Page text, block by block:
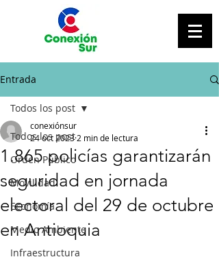
Entrada
Todos los post
Orden Público
Movilidad
Economía
Medio Ambiente
Infraestructura
Todos los post
1.865 policías garantizarán
seguridad en jornada
electoral del 29 de octubre
en Antioquia
conexiónsur
24 oct 2023 2 min de lectura